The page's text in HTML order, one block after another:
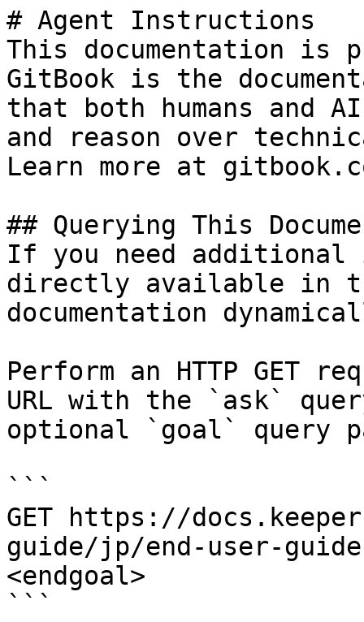
# Agent Instructions
This documentation is
GitBook is the
that both humans and
and reason over
Learn more at
## Querying This
If you need
directly available in
documentation
Perform an HTTP GET
URL with the `ask`
optional `goal` query
```
GET https://
guide/jp/end-user-
<endgoal>
```